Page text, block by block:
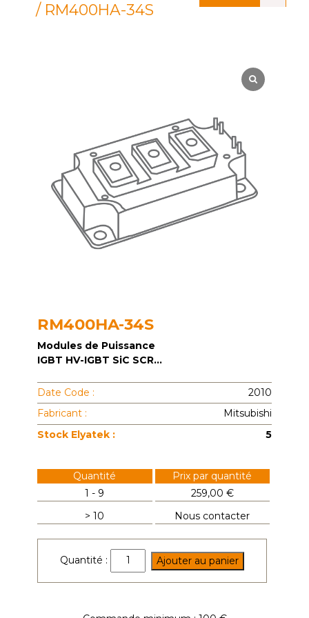
/ RM400HA-34S
RM400HA-34S
Modules de Puissance
IGBT HV-IGBT SiC SCR...
Date Code :
2010
Fabricant :
Mitsubishi
Stock Elyatek :
5
Quantité
Prix par quantité
1 - 9
259,00 €
> 10
Nous contacter
Quantité :
quantité
de
Ajouter au panier